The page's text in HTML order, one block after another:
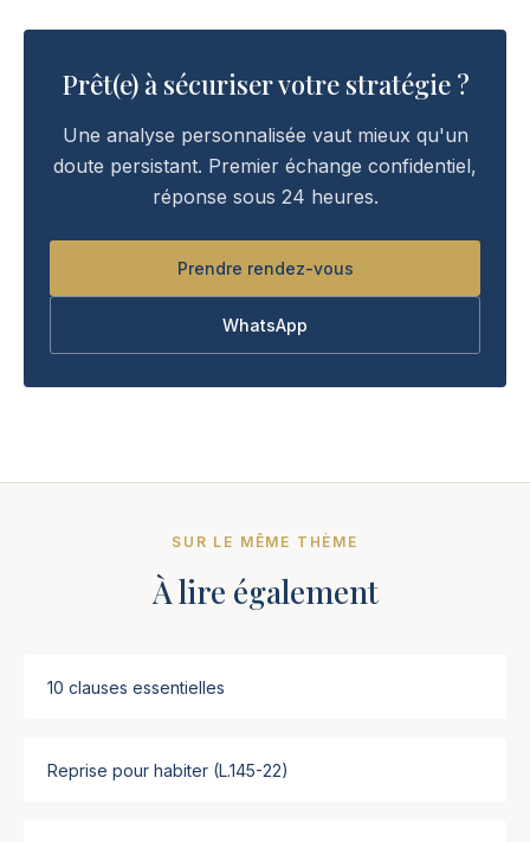
Prêt(e) à sécuriser votre stratégie ?
Une analyse personnalisée vaut mieux qu'un
doute persistant. Premier échange confidentiel,
réponse sous 24 heures.
Prendre rendez-vous
WhatsApp
SUR LE MÊME THÈME
À lire également
10 clauses essentielles
Reprise pour habiter (L.145-22)